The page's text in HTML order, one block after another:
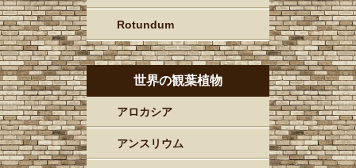
Rotundum
世界の観葉植物
アロカシア
アンスリウム